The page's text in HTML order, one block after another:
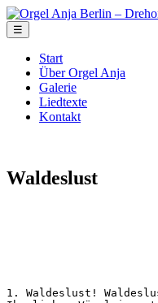
☰
Start
Über Orgel Anja
Galerie
Liedtexte
Kontakt
Waldeslust
1. Waldeslust!